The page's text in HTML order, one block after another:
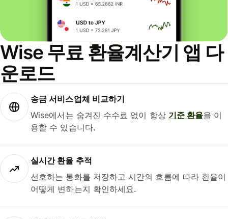
Wise 무료 환율계산기 앱 다
운로드
송금 서비스업체 비교하기
Wise에서는 숨겨진 수수료 없이 항상 기준 환율을 이
용할 수 있습니다.
실시간 환율 추적
선호하는 통화를 저장하고 시간의 흐름에 따라 환율이
어떻게 변하는지 확인하세요.